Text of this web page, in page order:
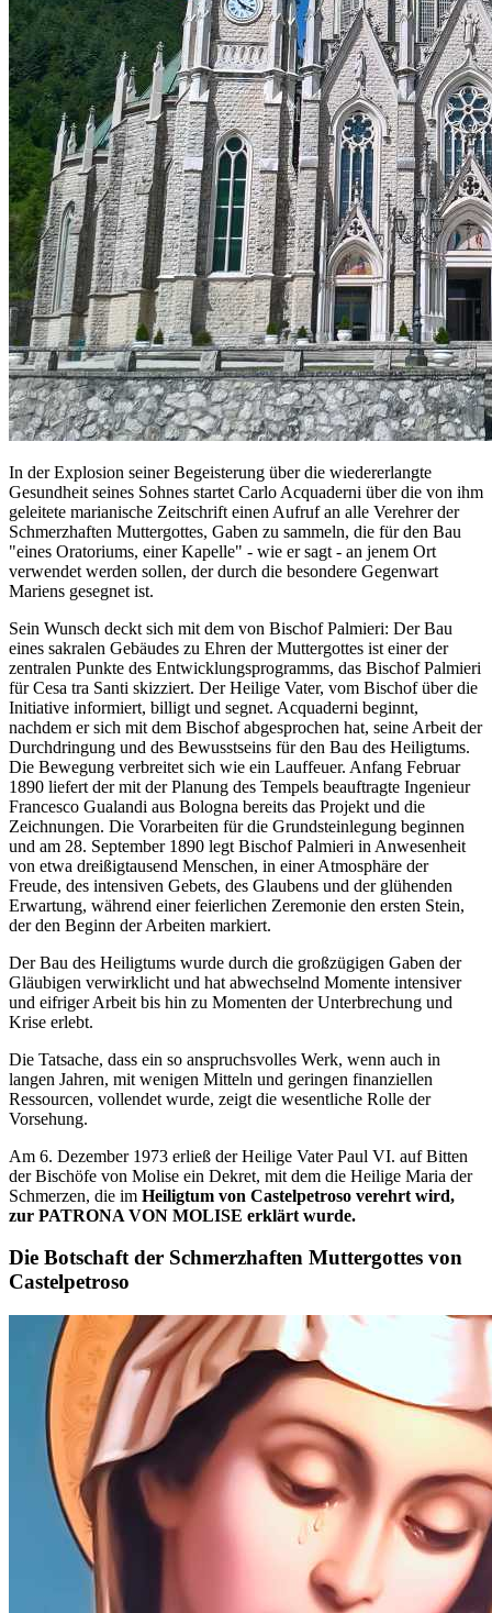
In der Explosion seiner Begeisterung über die wiedererlangte
Gesundheit seines Sohnes startet Carlo Acquaderni über die von ihm
geleitete marianische Zeitschrift einen Aufruf an alle Verehrer der
Schmerzhaften Muttergottes, Gaben zu sammeln, die für den Bau
"eines Oratoriums, einer Kapelle" - wie er sagt - an jenem Ort
verwendet werden sollen, der durch die besondere Gegenwart
Mariens gesegnet ist.
Sein Wunsch deckt sich mit dem von Bischof Palmieri: Der Bau
eines sakralen Gebäudes zu Ehren der Muttergottes ist einer der
zentralen Punkte des Entwicklungsprogramms, das Bischof Palmieri
für Cesa tra Santi skizziert. Der Heilige Vater, vom Bischof über die
Initiative informiert, billigt und segnet. Acquaderni beginnt,
nachdem er sich mit dem Bischof abgesprochen hat, seine Arbeit der
Durchdringung und des Bewusstseins für den Bau des Heiligtums.
Die Bewegung verbreitet sich wie ein Lauffeuer. Anfang Februar
1890 liefert der mit der Planung des Tempels beauftragte Ingenieur
Francesco Gualandi aus Bologna bereits das Projekt und die
Zeichnungen. Die Vorarbeiten für die Grundsteinlegung beginnen
und am 28. September 1890 legt Bischof Palmieri in Anwesenheit
von etwa dreißigtausend Menschen, in einer Atmosphäre der
Freude, des intensiven Gebets, des Glaubens und der glühenden
Erwartung, während einer feierlichen Zeremonie den ersten Stein,
der den Beginn der Arbeiten markiert.
Der Bau des Heiligtums wurde durch die großzügigen Gaben der
Gläubigen verwirklicht und hat abwechselnd Momente intensiver
und eifriger Arbeit bis hin zu Momenten der Unterbrechung und
Krise erlebt.
Die Tatsache, dass ein so anspruchsvolles Werk, wenn auch in
langen Jahren, mit wenigen Mitteln und geringen finanziellen
Ressourcen, vollendet wurde, zeigt die wesentliche Rolle der
Vorsehung.
Am 6. Dezember 1973 erließ der Heilige Vater Paul VI. auf Bitten
der Bischöfe von Molise ein Dekret, mit dem die Heilige Maria der
Schmerzen, die im Heiligtum von Castelpetroso verehrt wird,
zur PATRONA VON MOLISE erklärt wurde.
Die Botschaft der Schmerzhaften Muttergottes von
Castelpetroso